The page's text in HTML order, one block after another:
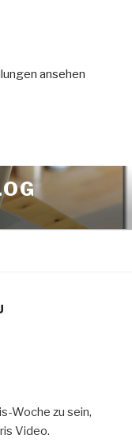
ansehen
Woche zu sein,
Video.